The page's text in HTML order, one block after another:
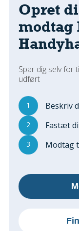
Montage Og Nybyg
Reparation Og
Alt Om Køkkenet
Om Materialer
Andet
Regler Og Love
Udskiftning Og
Om Materialer
Tips Og Tests
Montage Og
Reparation Og
Opret
modtag
Spar dig selv for
udført
1 Beskriv
2 Fastæt
3 Modtag